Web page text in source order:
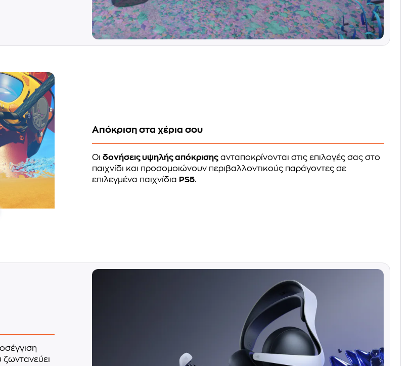
Απόκριση στα χέρια σου
Οιδονήσεις υψηλής απόκρισης ανταποκρίνονται στις επιλογές σας στο
παιχνίδι και προσομοιώνουν περιβαλλοντικούς παράγοντες σε
επιλεγμένα παιχνίδια PS5.